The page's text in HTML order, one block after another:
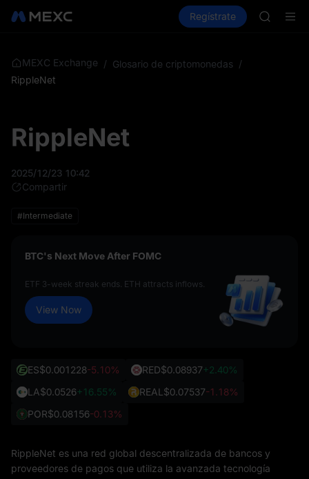
Mercados Spot Futuros
Regístrate
HFT
MEXC Exchange / Glosario de criptomonedas /
RippleNet
RippleNet
2025/12/23 10:42
Compartir
#Intermediate
BTC's Next Move After FOMC
ETF 3-week streak ends. ETH attracts inflows.
View Now
ES$0.001228-5.10% RED$0.08937+2.40%
LA$0.0526+16.55% REAL $0.07537-1.18%
POR$0.08156-0.13%
RippleNet es una red global descentralizada de bancos y
proveedores de pagos que utiliza la avanzada tecnología